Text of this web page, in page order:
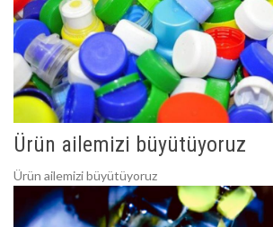
Ürün ailemizi büyütüyoruz
Ürün ailemizi büyütüyoruz